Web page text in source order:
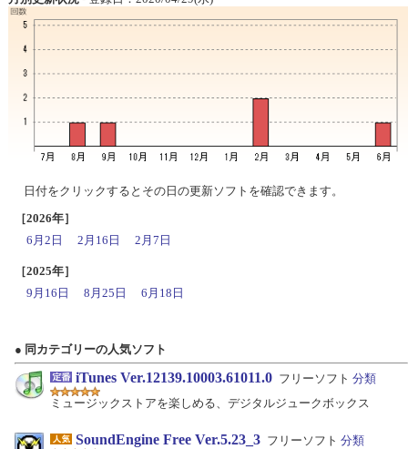
日付をクリックするとその日の更新ソフトを確認できます。
［2026年］
6月2日
2月16日 2月7日
［2025年］
9月16日
8月25日 6月18日
● 同カテゴリーの人気ソフト
iTunes Ver.12139.10003.61011.0 フリーソフト 分類
ミュージックストアを楽しめる、デジタルジュークボックス
SoundEngine Free Ver.5.23_3 フリーソフト 分類